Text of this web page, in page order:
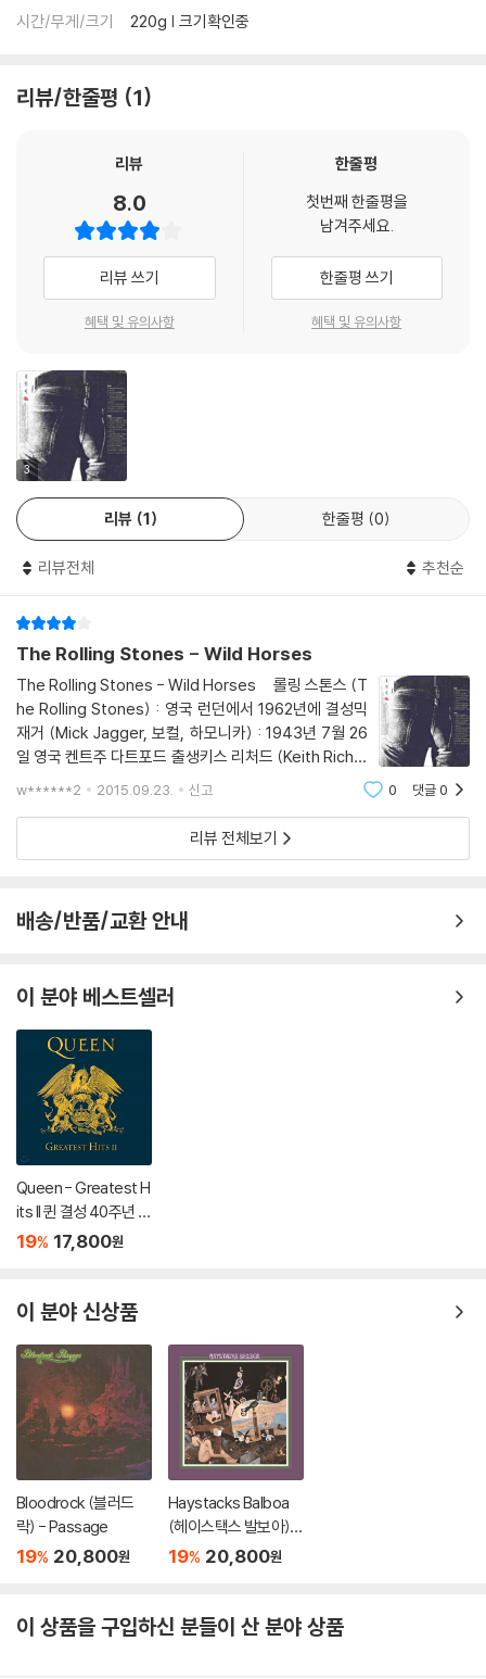
시간/무게/크기
220g | 크기확인중
리뷰/한줄평 1
리뷰
8.0
리뷰 쓰기
혜택 및 유의사항
한줄평
첫번째 한줄평을
남겨주세요.
한줄평 쓰기
혜택 및 유의사항
3
리뷰 1 한줄평 0
리뷰전체 추천순
The Rolling Stones - Wild Horses
The Rolling Stones - Wild Horses 롤링 스톤스 (T
he Rolling Stones) : 영국 런던에서 1962년에 결성믹
재거 (Mick Jagger, 보컬, 하모니카) : 1943년 7월 26
일 영국 켄트주 다트포드 출생키스 리처드 (Keith Richar
ds, 기타) : 1943년 12월 18일 영국 켄트주 다트포드 출
국 웰린가든시티(Welwyn Garden City) 출생빌 와
w******2 2015.09.23. 신고 0 댓글0
리뷰 전체보기
배송/반품/교환 안내
이 분야 베스트셀러
Queen - Greatest H
its II 퀸 결성 40주년 기
념 히트곡 모음 2집
19% 17,800원
이 분야 신상품
Bloodrock (블러드
락) - Passage
19% 20,800원
Haystacks Balboa
(헤이스택스 발보아) -
Haystacks Balboa
19% 20,800원
이 상품을 구입하신 분들이 산 분야 상품